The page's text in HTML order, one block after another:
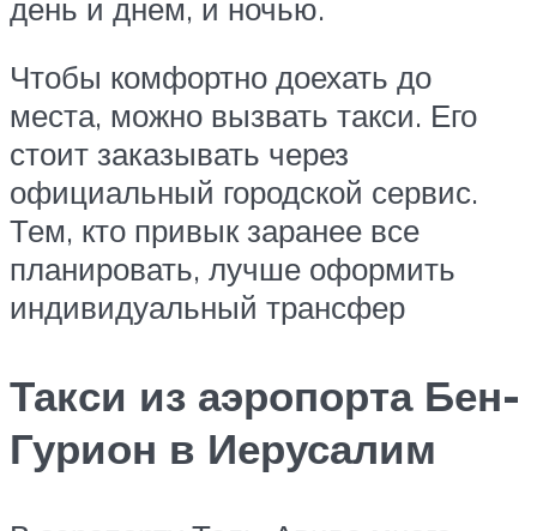
день и днем, и ночью.
Чтобы комфортно доехать до
места, можно вызвать такси. Его
стоит заказывать через
официальный городской сервис.
Тем, кто привык заранее все
планировать, лучше оформить
индивидуальный трансфер
Такси из аэропорта Бен-
Гурион в Иерусалим